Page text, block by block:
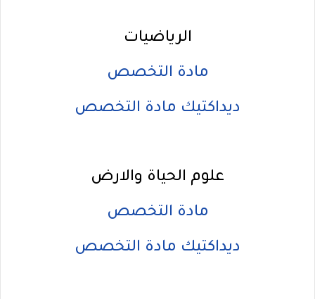
الرياضيات
مادة التخصص
ديداكتيك مادة التخصص
علوم الحياة والارض
مادة التخصص
ديداكتيك مادة التخصص